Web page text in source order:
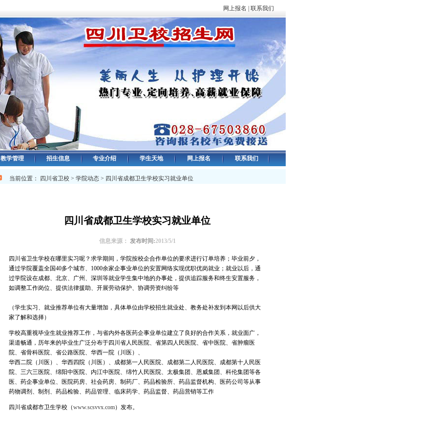
网上报名 联系我们
教学管理 招生信息 专业介绍 学生天地 网上报名 联系我们
当前位置： 四川省卫校 > 学院动态 > 四川省成都卫生学校实习就业单位
四川省成都卫生学校实习就业单位
信息来源： 发布时间:2013/5/1
四川省卫生学校在哪里实习呢？求学期间，学院按校企合作单位的要求进行订单培养；毕业前夕，
通过学院覆盖全国40多个城市、1000余家企事业单位的安置网络实现优职优岗就业；就业以后，通
过学院设在成都、北京、广州、深圳等就业学生集中地的办事处，提供追踪服务和终生安置服务，
如调整工作岗位、提供法律援助、开展劳动保护、协调劳资纠纷等
（学生实习、就业推荐单位有大量增加，具体单位由学校招生就业处、教务处补发到本网以后供大
家了解和选择）
学校高重视毕业生就业推荐工作，与省内外各医药企事业单位建立了良好的合作关系，就业面广，
渠道畅通，历年来的毕业生广泛分布于四川省人民医院、省第四人民医院、省中医院、省肿瘤医
院、省骨科医院、省公路医院、华西一院（川医）、
华西二院（川医）、华西四院（川医）、成都第一人民医院、成都第二人民医院、成都第十人民医
院、三六三医院、绵阳中医院、内江中医院、绵竹人民医院、太极集团、恩威集团、科伦集团等各
医、药企事业单位、医院药房、社会药房、制药厂、药品检验所、药品监督机构、医药公司等从事
药物调剂、制剂、药品检验、药品管理、临床药学、药品监督、药品营销等工作
四川省成都市卫生学校（www.scsvvx.com）发布。